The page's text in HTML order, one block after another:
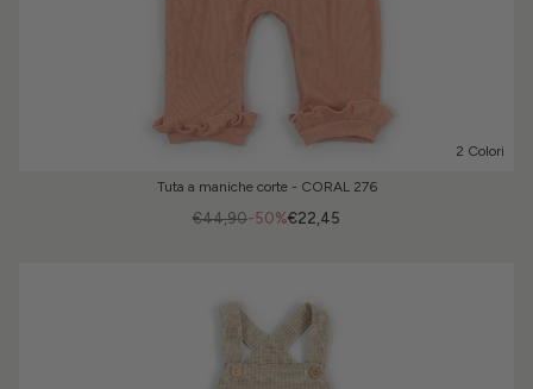
2 Colori
Tuta a maniche corte - CORAL 276
-50%
€44,90 €22,45